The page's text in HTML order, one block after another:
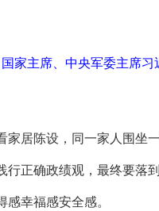
家主席、中央军委主席
家居陈设，同一家人围坐
行正确政绩观，最终要落
幸福感安全感。